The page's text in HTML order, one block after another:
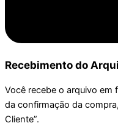
Recebimento do
Você recebe o arquivo
da confirmação da
Cliente”.